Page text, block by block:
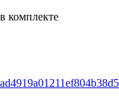
комплекте